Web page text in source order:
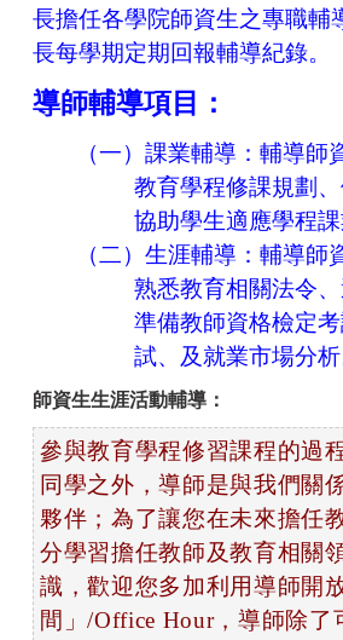
長擔任各學院師資生之專職輔
長每學期定期回報輔導紀錄。
導師輔導項目：
（一）課業輔導：輔導師
教育學程修課規劃、
協助學生適應學程課
（二）生涯輔導：輔導師
熟悉教育相關法令、
準備教師資格檢定
試、及就業市場分析
師資生生涯活動輔導：
參與教育學程修習課程的過
同學之外，導師是與我們關
夥伴；為了讓您在未來擔任
分學習擔任教師及教育相關
識，歡迎您多加利用導師開
間」/Office Hour，導師除了